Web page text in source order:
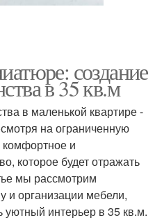
создание
в 35 кв.м
в маленькой квартире -
на ограниченную
и
которое будет отражать
мы рассмотрим
и организации мебели,
уютный интерьер в 35 кв.м.